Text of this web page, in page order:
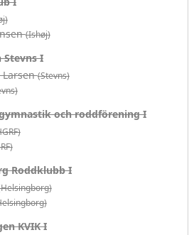
(Ishøj)
Stevns I
Larsen(Stevns)
och roddförening I
Roddklubb I
KVIK I